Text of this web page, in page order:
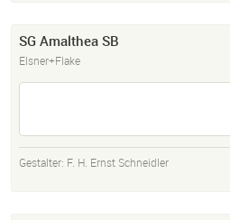
SG Amalthea SB
Elsner+Flake
Gestalter: F. H. Ernst Schneidler